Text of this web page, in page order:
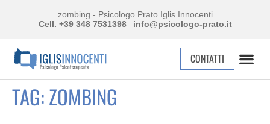
zombing - Psicologo Prato Iglis Innocenti
Cell. +39 348 7531398
info@psicologo-prato.it
CONTATTI
TAG:ZOMBING